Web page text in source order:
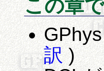
この章
訳)